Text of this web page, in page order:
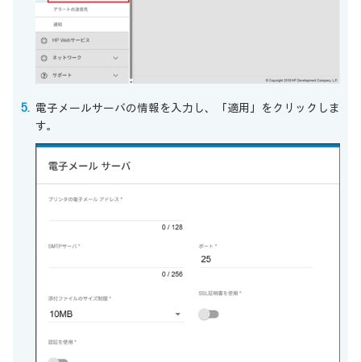
電子メールサーバの情報を入力し、「適用」をクリックしま
す。